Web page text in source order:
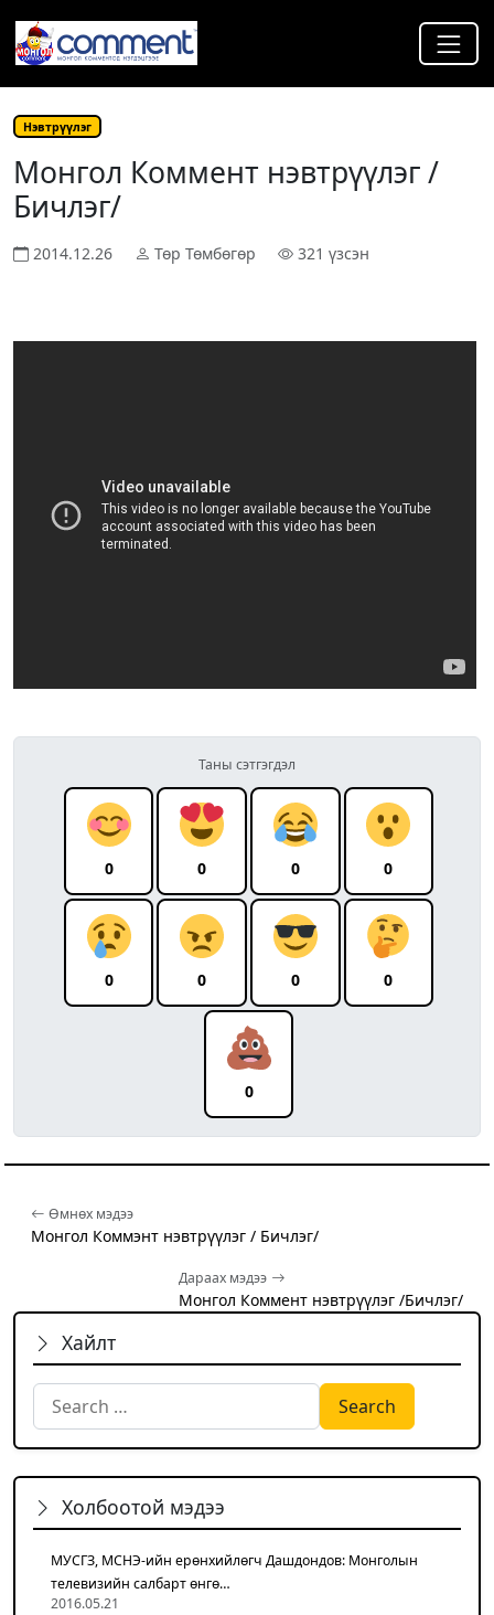
Нэвтрүүлэг
Монгол Коммент нэвтрүүлэг /
Бичлэг/
2014.12.26 Төр Төмбөгөр 321 үзсэн
Таны сэтгэгдэл
0 0 0 0
0 0 0 0
0
Өмнөх мэдээ
Монгол Коммэнт нэвтрүүлэг / Бичлэг/
Дараах мэдээ
Монгол Коммент нэвтрүүлэг /Бичлэг/
Хайлт
Search for:
Холбоотой мэдээ
МУСГЗ, МСНЭ-ийн ерөнхийлөгч Дашдондов: Монголын
телевизийн салбарт өнгө…
2016.05.21